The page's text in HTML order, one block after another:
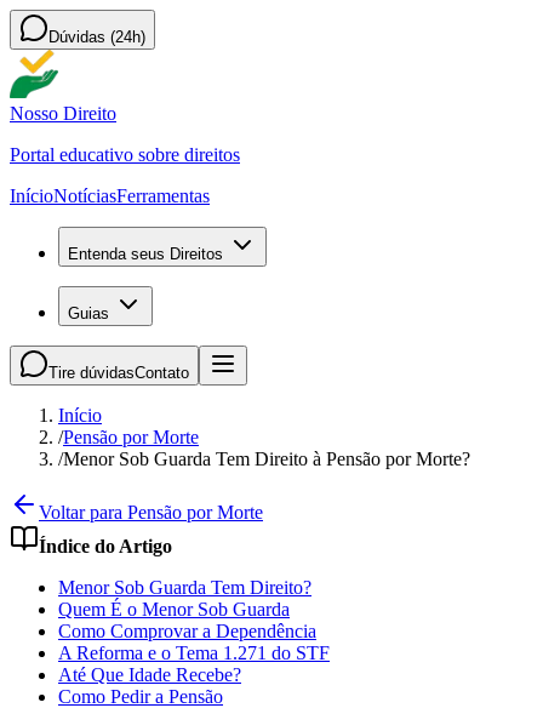
Dúvidas (24h)
Nosso Direito
Portal educativo sobre direitos
InícioNotíciasFerramentas
Entenda seus Direitos
Guias
Tire dúvidasContato
Início
/Pensão por Morte
/Menor Sob Guarda Tem Direito à Pensão por Morte?
Voltar para Pensão por Morte
Índice do Artigo
Menor Sob Guarda Tem Direito?
Quem É o Menor Sob Guarda
Como Comprovar a Dependência
A Reforma e o Tema 1.271 do STF
Até Que Idade Recebe?
Como Pedir a Pensão